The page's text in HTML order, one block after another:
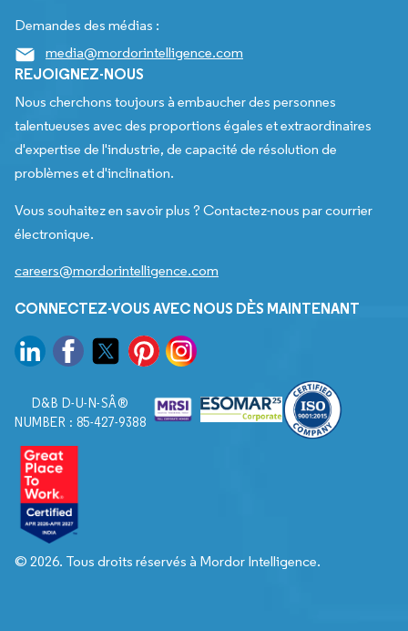
Demandes des médias :
media@mordorintelligence.com
REJOIGNEZ-NOUS
Nous cherchons toujours à embaucher des personnes
talentueuses avec des proportions égales et extraordinaires
d'expertise de l'industrie, de capacité de résolution de
problèmes et d'inclination.
Vous souhaitez en savoir plus ? Contactez-nous par courrier
électronique.
careers@mordorintelligence.com
CONNECTEZ-VOUS AVEC NOUS DÈS MAINTENANT
D&B D-U-N-SÂ®
NUMBER : 85-427-9388
© 2026. Tous droits réservés à Mordor Intelligence.